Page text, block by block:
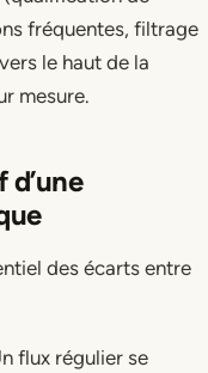
fréquentes, filtrage
le haut de la
mesure.
des écarts entre
flux régulier se